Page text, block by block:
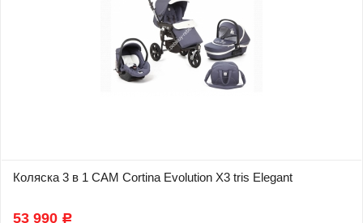
Коляска 3 в 1 CAM Cortina Evolution X3 tris Elegant
53 990 Р